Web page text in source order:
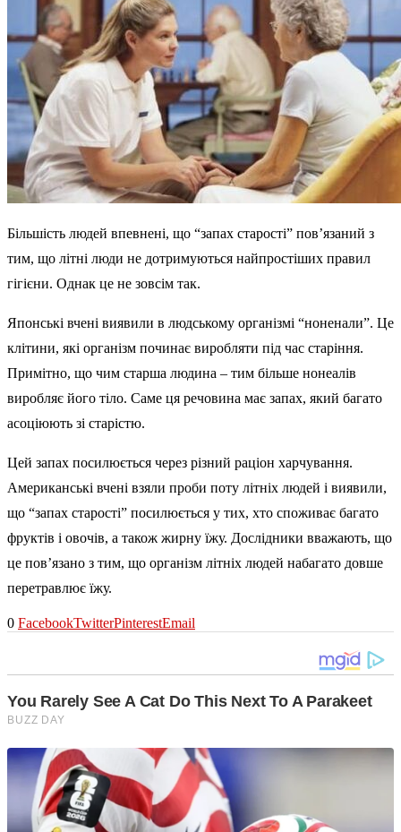
Більшість людей впевнені, що “запах старості” пов’язаний з
тим, що літні люди не дотримуються найпростіших правил
гігієни. Однак це не зовсім так.
Японські вчені виявили в людському організмі “ноненали”. Це
клітини, які організм починає виробляти під час старіння.
Примітно, що чим старша людина – тим більше нонеалів
виробляє його тіло. Саме ця речовина має запах, який багато
асоціюють зі старістю.
Цей запах посилюється через різний раціон харчування.
Американські вчені взяли проби поту літніх людей і виявили,
що “запах старості” посилюється у тих, хто споживає багато
фруктів і овочів, а також жирну їжу. Дослідники вважають, що
це пов’язано з тим, що організм літніх людей набагато довше
перетравлює їжу.
0 FacebookTwitterPinterestEmail